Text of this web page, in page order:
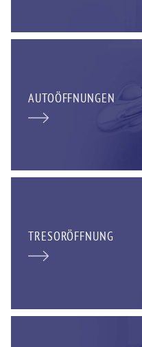
AUTOÖFFNUNGEN
TRESORÖFFNUNG